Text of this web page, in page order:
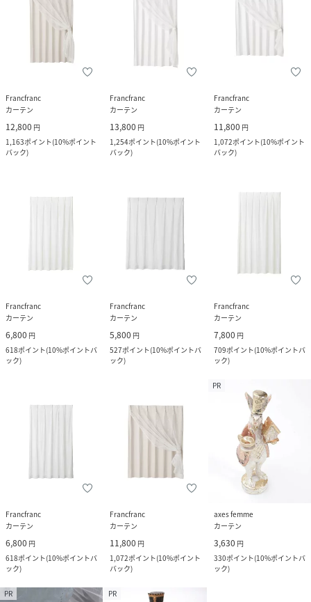
Francfranc
カーテン
12,800 円
1,163ポイント(10%ポイント
バック)
Francfranc
カーテン
13,800 円
1,254ポイント(10%ポイント
バック)
Francfranc
カーテン
11,800 円
1,072ポイント(10%ポイント
バック)
Francfranc
カーテン
6,800 円
618ポイント(10%ポイントバ
ック)
Francfranc
カーテン
5,800 円
527ポイント(10%ポイントバ
ック)
Francfranc
カーテン
7,800 円
709ポイント(10%ポイントバ
ック)
Francfranc
カーテン
6,800 円
618ポイント(10%ポイントバ
ック)
Francfranc
カーテン
11,800 円
1,072ポイント(10%ポイント
バック)
PR
axes femme
カーテン
3,630 円
330ポイント(10%ポイントバ
ック)
PR PR